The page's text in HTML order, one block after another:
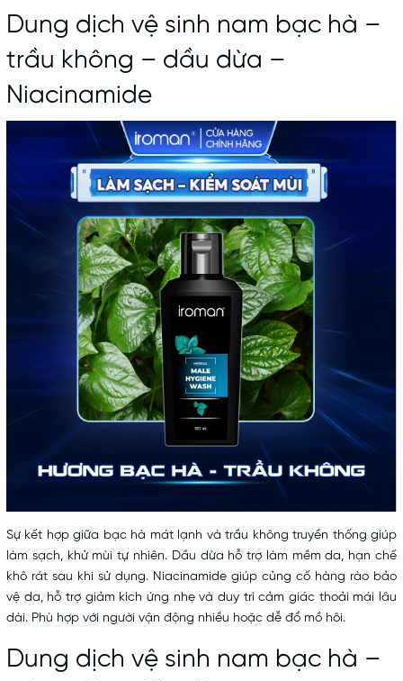
Dung dịch vệ sinh nam bạc hà –
trầu không – dầu dừa –
Niacinamide
Sự kết hợp giữa bạc hà mát lạnh và trầu không truyền thống giúp
làm sạch, khử mùi tự nhiên. Dầu dừa hỗ trợ làm mềm da, hạn chế
khô rát sau khi sử dụng. Niacinamide giúp củng cố hàng rào bảo
vệ da, hỗ trợ giảm kích ứng nhẹ và duy trì cảm giác thoải mái lâu
dài. Phù hợp với người vận động nhiều hoặc dễ đổ mồ hôi.
Dung dịch vệ sinh nam bạc hà –